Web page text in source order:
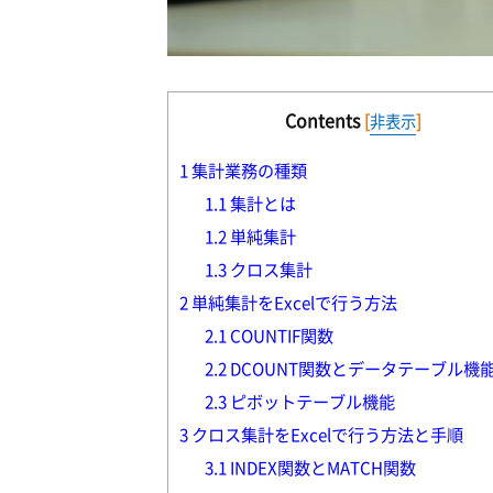
Contents 非表示
1 集計業務の種類
1.1 集計とは
1.2 単純集計
1.3クロス集計
2 単純集計をExcelで行う方法
2.1 COUNTIF関数
2.2 DCOUNT関数とデータテーブル機
2.3ピボットテーブル機能
3 クロス集計をExcelで行う方法と手順
3.1
INDEX関数とMATCH関数